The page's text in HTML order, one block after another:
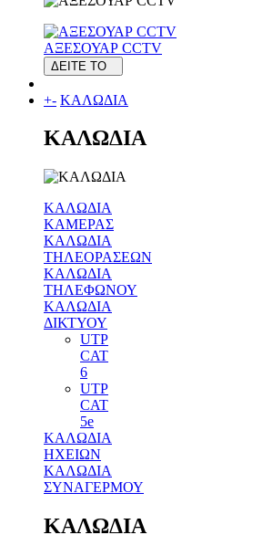
ΑΞΕΣΟΥΑΡ CCTV
ΔΕΙΤΕ ΤΟ
+- ΚΑΛΩΔΙΑ
ΚΑΛΩΔΙΑ
ΚΑΛΩΔΙΑ
ΚΑΜΕΡΑΣ
ΚΑΛΩΔΙΑ
ΤΗΛΕΟΡΑΣΕΩΝ
ΚΑΛΩΔΙΑ
ΤΗΛΕΦΩΝΟΥ
ΚΑΛΩΔΙΑ
ΔΙΚΤΥΟΥ
UTP
CAT
6
UTP
CAT
5e
ΚΑΛΩΔΙΑ
ΗΧΕΙΩΝ
ΚΑΛΩΔΙΑ
ΣΥΝΑΓΕΡΜΟΥ
ΚΑΛΩΔΙΑ